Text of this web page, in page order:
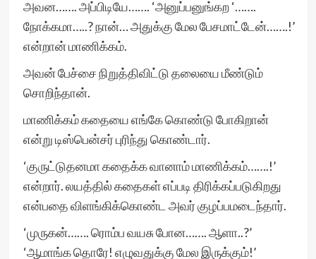
அவன……. அப்பிடியே……. ‘அனுப்பனுங்கற ‘…….
நோக்கமா…..? நான்… அதுக்கு மேல பேசமாட்டேன்…….!’
என்றான் மாணிக்கம்.
அவன் பேச்சை நிறுத்திவிட்டு தலையை மீண்டும்
சொறிந்தான்.
மாணிக்கம் கதையை எங்கே கொண்டு போகிறான்
என்று டிஸ்பென்சர் புரிந்து கொண்டார்.
‘குருட்டுதனமா கதைக்க வானாம் மாணிக்கம்…….!’
என்றார். லயத்தில் கதைகள் எப்படி திரிக்கப்படுகிறது
என்பதை விளங்கிக்கொண்ட அவர் குழப்பமடைந்தார்.
‘முருகன்……. ரொம்ப வயசு போன……. ஆளா..?’
‘ஆமாங்க தொரே! எழுவதுக்கு மேல இருக்கும்!’